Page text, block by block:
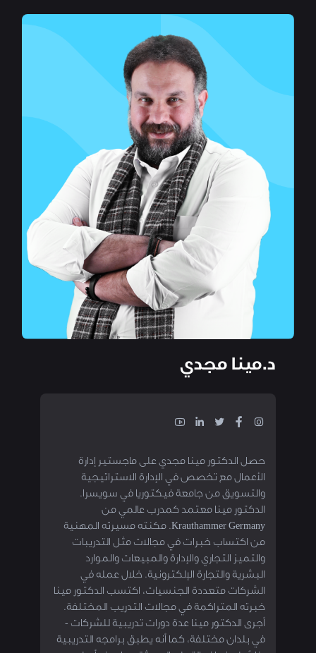
د.مينا مجدي
حصل الدكتور مينا مجدي على ماجستير إدارة
الأعمال مع تخصص في الإدارة الاستراتيجية
والتسويق من جامعة فيكتوريا في سويسرا.
الدكتور مينا معتمد كمدرب عالمي من
Krauthammer Germany. مكنته مسيرته المهنية
من اكتساب خبرات في مجالات مثل التدريبات
والتميز التجاري والإدارة والمبيعات والموارد
البشرية والتجارة الإلكترونية. خلال عمله في
الشركات متعددة الجنسيات، اكتسب الدكتور مينا
خبرته المتراكمة في مجالات التدريب المختلفة.
أجرى الدكتور مينا عدة دورات تدريبية للشركات -
في بلدان مختلفة، كما أنه يطبق برامجه التدريبية